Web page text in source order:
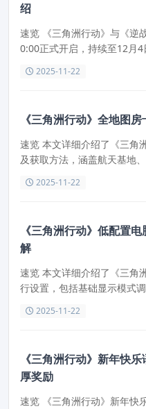
绍
速览 《三角洲行动》与《逆
0:00正式开启，持续至12月
《逆战》主题曲。
2025-11-22
《三角洲行动》全地图
速览 本文详细介绍了《三角
及获取方法，涵盖航天基地
市场购买房卡，满足不同需求
2025-11-22
《三角洲行动》低配置
解
速览 本文详细介绍了《三角
行设置，包括基础显示模式
2025-11-22
《三角洲行动》新年快
厚奖励
速览 《三角洲行动》新年快